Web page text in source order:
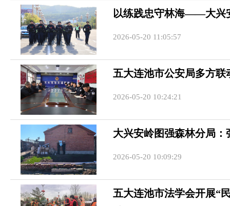
以练践忠守林海——大兴
2026-05-20 11:05:57
五大连池市公安局多方
2026-05-20 10:24:21
大兴安岭图强森林分局
2026-05-20 10:09:29
五大连池市法学会开展“